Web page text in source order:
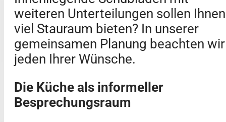
weiteren Unterteilungen sollen Ihnen
viel Stauraum bieten? In unserer
gemeinsamen Planung beachten wir
jeden Ihrer Wünsche.
Die Küche als informeller
Besprechungsraum